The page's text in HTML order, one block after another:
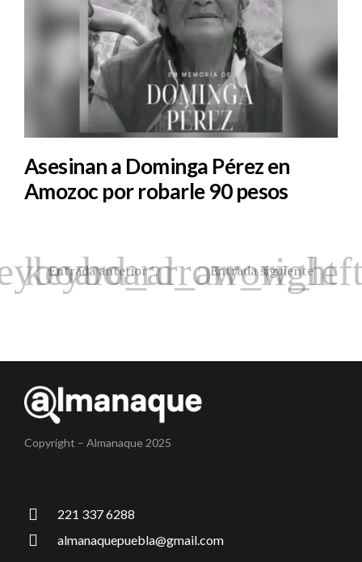
Asesinan a Dominga Pérez en
Amozoc por robarle 90 pesos
Entrada anterior Entrada siguiente
Copyright – Almanaque 2025
221 337 6288
almanaquepuebla@gmail.com